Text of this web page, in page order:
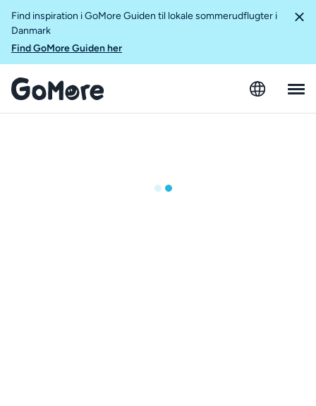
Find inspiration i GoMore Guiden til lokale sommerudflugter i
Danmark
Find GoMore Guiden her